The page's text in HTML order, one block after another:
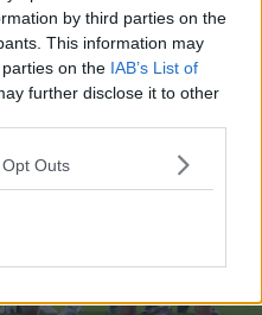
by third parties on the
This information may
on the IAB’s List of
further disclose it to other
Outs